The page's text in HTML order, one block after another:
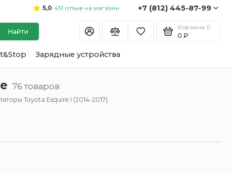
5,0 451 отзыв на магазин +7 (812) 445-87-99
Найти
Корзина 0
0 ₽
Зарядные устройства
76 товаров
Toyota Esquire I (2014-2017)